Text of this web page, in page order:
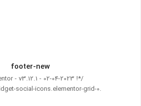
footer-new
/*! elementor - v3.12.1 - 02-04-2023 */
.elementor-widget-social-icons.elementor-grid-0…